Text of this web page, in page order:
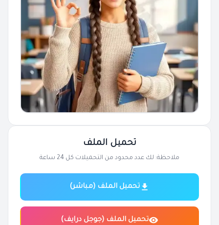
تحميل الملف
ملاحظة: لك عدد محدود من التحميلات كل 24 ساعة
تحميل الملف (مباشر)
تحميل الملف (جوجل درايف)